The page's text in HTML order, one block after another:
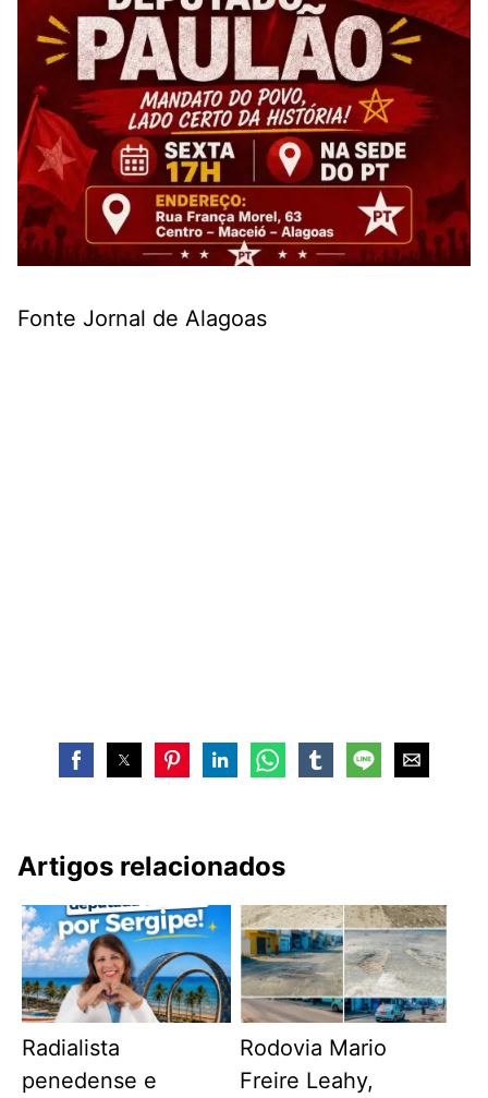
Fonte Jornal de Alagoas
Artigos relacionados
Radialista
penedense e
Rodovia Mario
Freire Leahy,